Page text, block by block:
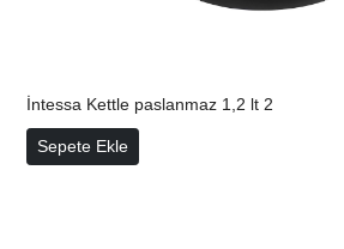
İntessa Kettle paslanmaz 1,2 lt 2
Sepete Ekle